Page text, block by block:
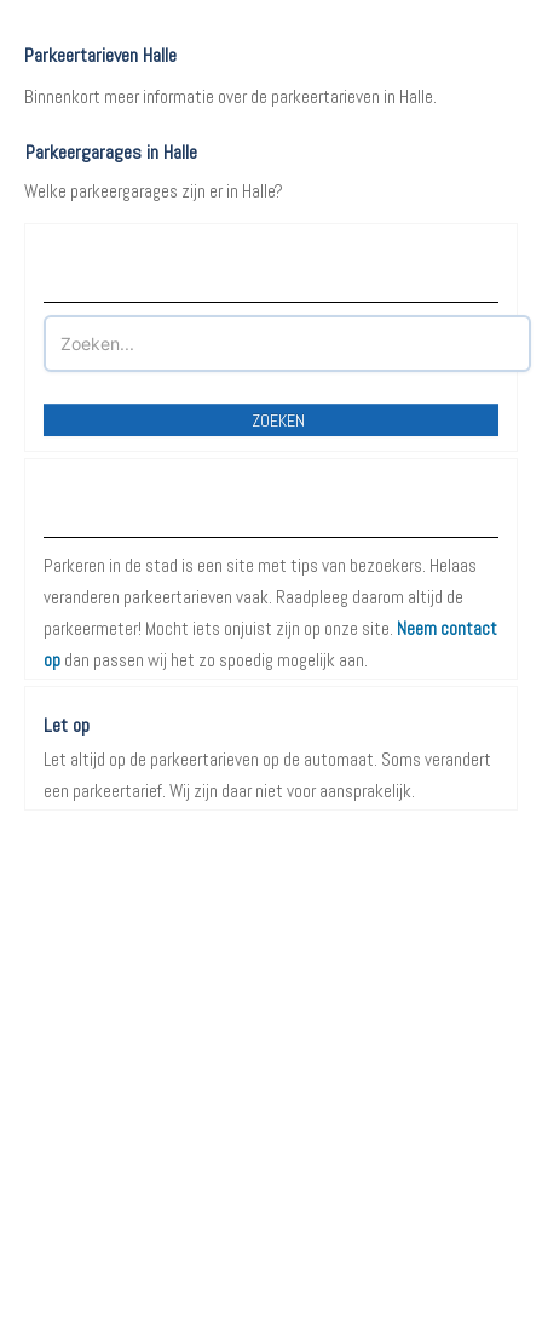
Parkeertarieven Halle
Binnenkort meer informatie over de parkeertarieven in Halle.
Parkeergarages in Halle
Welke parkeergarages zijn er in Halle?
ZOEKEN
Parkeren in de stad is een site met tips van bezoekers. Helaas
veranderen parkeertarieven vaak. Raadpleeg daarom altijd de
parkeermeter! Mocht iets onjuist zijn op onze site. Neem contact
op dan passen wij het zo spoedig mogelijk aan.
Let op
Let altijd op de parkeertarieven op de automaat. Soms verandert
een parkeertarief. Wij zijn daar niet voor aansprakelijk.